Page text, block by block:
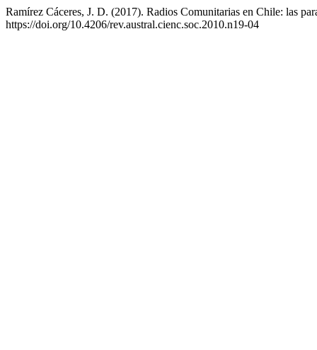
Ramírez Cáceres, J. D. (2017). Radios Comunitarias en Chile: las
https://doi.org/10.4206/rev.austral.cienc.soc.2010.n19-04